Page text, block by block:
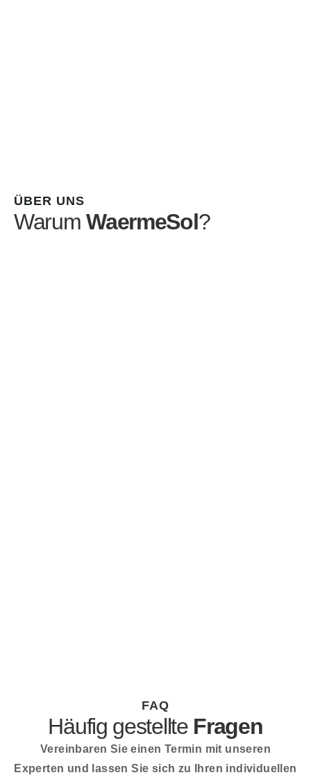
ÜBER UNS
WarumWaermeSol?
FAQ
Häufig gestellte Fragen
Vereinbaren Sie einen Termin mit unseren
Experten und lassen Sie sich zu Ihren individuellen